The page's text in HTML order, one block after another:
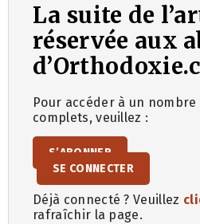
La suite de
réservée aux
Pour accéder à un
complets, veuillez :
S’ABONNER
SE CONNECTER
Déjà connecté ? Veuillez
rafraîchir la page.